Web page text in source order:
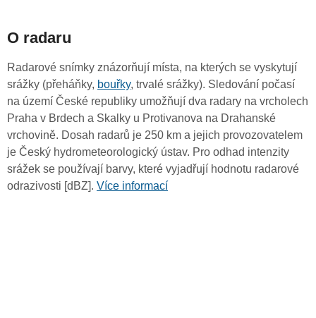
O radaru
Radarové snímky znázorňují místa, na kterých se vyskytují
srážky (přeháňky, bouřky, trvalé srážky). Sledování počasí
na území České republiky umožňují dva radary na vrcholech
Praha v Brdech a Skalky u Protivanova na Drahanské
vrchovině. Dosah radarů je 250 km a jejich provozovatelem
je Český hydrometeorologický ústav. Pro odhad intenzity
srážek se používají barvy, které vyjadřují hodnotu radarové
odrazivosti [dBZ]. Více informací